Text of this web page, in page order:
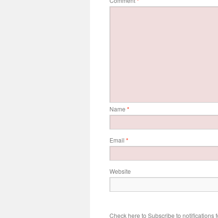
Name *
Email *
Website
Check here to Subscribe to notifications